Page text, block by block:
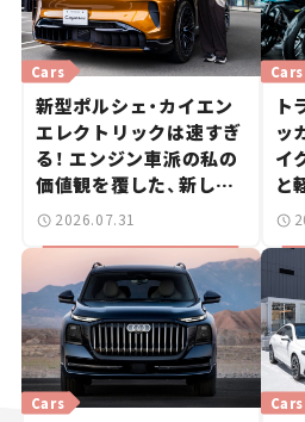
新型ポルシェ・カイエン
エレクトリックは速すぎ
る！ エンジン車派の私の
価値観を覆した、新しい
ポルシェの走り。
Cars
2026.07.31
ト
ッ
イ
と
た
Cars
Cars Cars